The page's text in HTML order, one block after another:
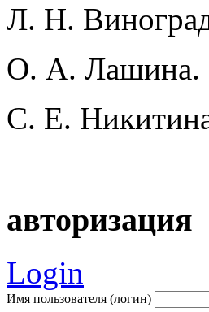
Л. Н.
О. А. Лашина.
С. Е.
авторизация
Login
Имя пользователя (логин)